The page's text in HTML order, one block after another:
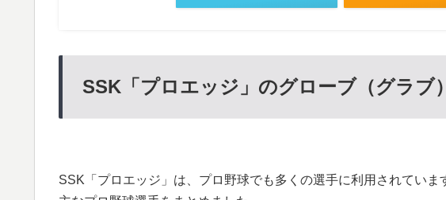
SSK「プロエッジ」のグローブ（グラブ
SSK「プロエッジ」は、プロ野球でも多くの選手に利用されてい